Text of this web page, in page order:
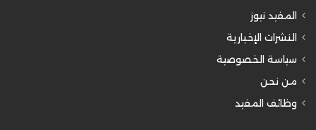
المفيد نيوز
النشرات الإخبارية
سياسة الخصوصية
من نحن
وظائف المفيد